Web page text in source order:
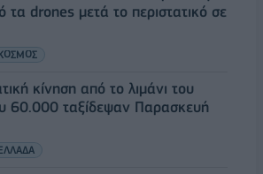
drones μετά το περιστατικό σε
κίνηση από το λιμάνι του
60.000 ταξίδεψαν Παρασκευή